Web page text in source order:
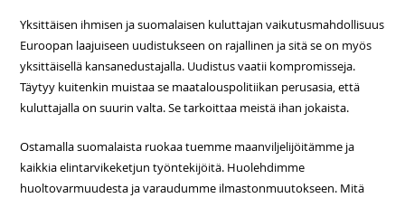
Yksittäisen ihmisen ja suomalaisen kuluttajan vaikutusmahdollisuus
Euroopan laajuiseen uudistukseen on rajallinen ja sitä se on myös
yksittäisellä kansanedustajalla. Uudistus vaatii kompromisseja.
Täytyy kuitenkin muistaa se maatalouspolitiikan perusasia, että
kuluttajalla on suurin valta. Se tarkoittaa meistä ihan jokaista.
Ostamalla suomalaista ruokaa tuemme maanviljelijöitämme ja
kaikkia elintarvikeketjun työntekijöitä. Huolehdimme
huoltovarmuudesta ja varaudumme ilmastonmuutokseen. Mitä